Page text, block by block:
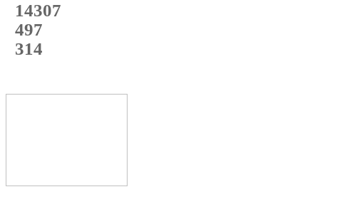
14307
с начала года
497
с начала месяца
314
с начала недели